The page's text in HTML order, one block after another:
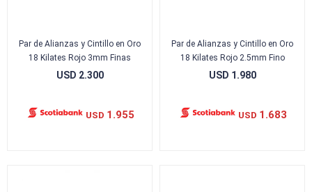
Par de Alianzas y Cintillo en Oro
18 Kilates Rojo 3mm Finas
USD 2.300
USD 1.955
Par de Alianzas y Cintillo en Oro
18 Kilates Rojo 2.5mm Fino
USD 1.980
USD 1.683